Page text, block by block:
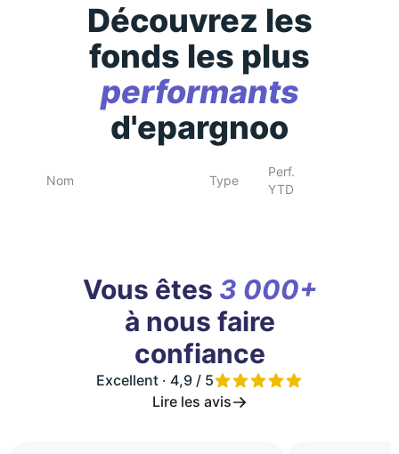
Découvrez les
fonds les plus
performants
d'epargnoo
Nom Type
Perf.
YTD
Vous êtes 3 000+
à nous faire
confiance
Excellent · 4,9 / 5
Lire les avis